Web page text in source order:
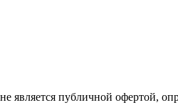
является публичной офертой,